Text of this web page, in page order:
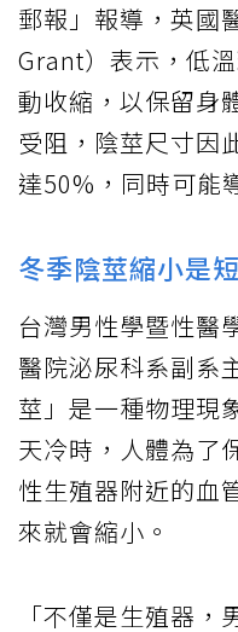
郵報」報導，英國
Grant）表示，低
動收縮，以保留身
受阻，陰莖尺寸因
達50%，同時可能
冬季陰莖縮小是
台灣男性學暨性醫
醫院泌尿科系副系
莖」是一種物理現
天冷時，人體為了
性生殖器附近的血
來就會縮小。
「不僅是生殖器